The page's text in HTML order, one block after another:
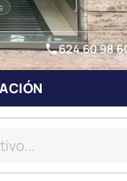
624 60 98